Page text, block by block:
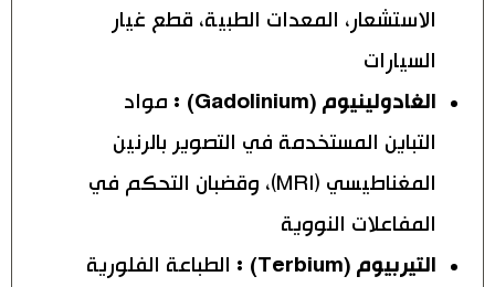
الاستشعار، المعدات الطبية، قطع غيار
السيارات
الغادولينيوم (Gadolinium) :
مواد
التباين المستخدمة في التصوير بالرنين
المغناطيسي (MRI)، وقضبان التحكم في
المفاعلات النووية
التيربيوم (Terbium) :
الطباعة الفلورية